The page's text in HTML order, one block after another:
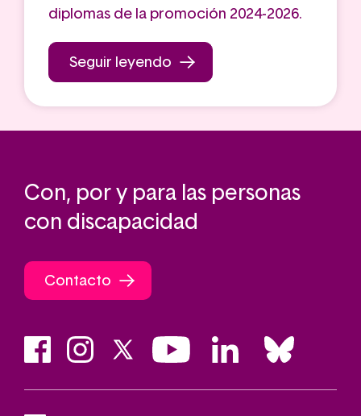
diplomas de la promoción 2024-2026.
Seguir leyendo
Con, por y para las personas
con discapacidad
Contacto